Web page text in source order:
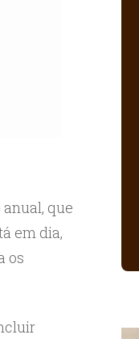
anual, que
em dia,
os